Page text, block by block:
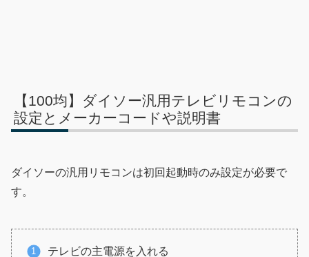
【100均】ダイソー汎用テレビリモコンの
設定とメーカーコードや説明書
ダイソーの汎用リモコンは初回起動時のみ設定が必要で
す。
テレビの主電源を入れる